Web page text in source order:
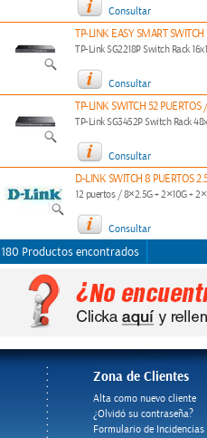
Consultar
TP-LINK EASY SMART
TP-Link SG2218P Switch Rack
Consultar
TP-LINK SWITCH 52 PUERTOS
TP-Link SG3452P Switch Rack
Consultar
D-LINK SWITCH 8 PUERTOS
12 puertos / 8×2.5G + 2×10G +
Consultar
180 Productos encontrados
Zona de Clientes
Alta como nuevo cliente
¿Olvidó su contraseña?
Formulario de Incidencias